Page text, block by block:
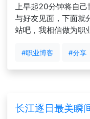
上早起20分钟将自
与好友见面，下面就
站吧，我相信做为职
#职业博客 #分享
长江逐日最美瞬